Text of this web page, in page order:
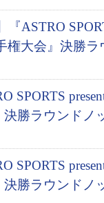
『ASTRO
権大会』決勝
SPORTS
勝ラウンドノ
SPORTS
勝ラウンドノ